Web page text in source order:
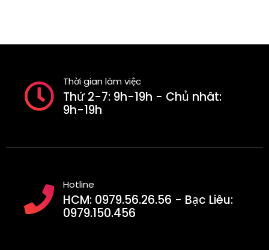
Thời gian làm việc
Thứ 2-7: 9h-19h - Chủ nhât:
9h-19h
Hotline
HCM: 0979.56.26.56 - Bạc Liêu:
0979.150.456